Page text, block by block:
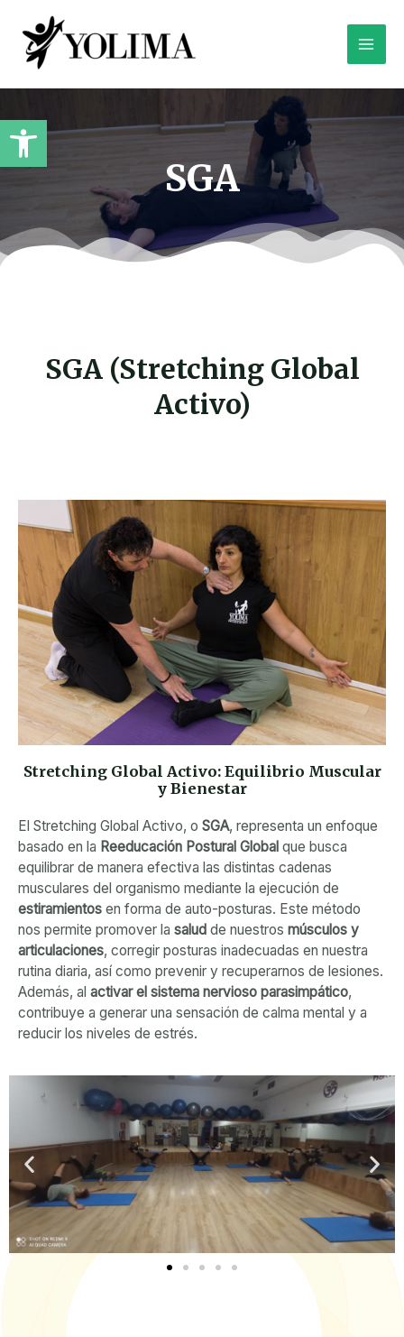
Abrir barra de herramientas
contenido
Main
SGA
SGA (Stretching Global
Activo)
Stretching Global Activo: Equilibrio Muscular
y Bienestar
El Stretching Global Activo, o SGA, representa un enfoque
basado en la Reeducación Postural Global que busca
equilibrar de manera efectiva las distintas cadenas
musculares del organismo mediante la ejecución de
estiramientos en forma de auto-posturas. Este método
nos permite promover la salud de nuestros músculos y
articulaciones, corregir posturas inadecuadas en nuestra
rutina diaria, así como prevenir y recuperarnos de lesiones.
Además, al activar el sistema nervioso parasimpático,
contribuye a generar una sensación de calma mental y a
reducir los niveles de estrés.